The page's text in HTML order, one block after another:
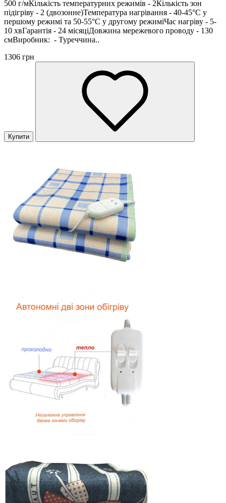
500 г/мКількість температурних режимів - 2Кількість зон
підігріву - 2 (двозонне)Температура нагрівання - 40-45°С у
першому режимі та 50-55°С у другому режиміЧас нагріву - 5-
10 хвГарантія - 24 місяціДовжина мережевого проводу - 130
смВиробник: - Туреччина..
1306 грн
Купити